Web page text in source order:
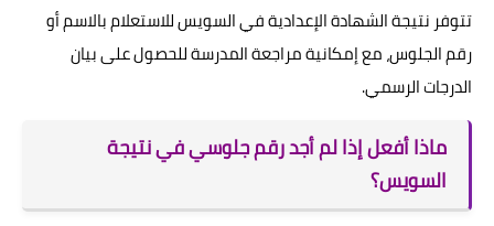
تتوفر نتيجة الشهادة الإعدادية في السويس للاستعلام بالاسم أو
رقم الجلوس، مع إمكانية مراجعة المدرسة للحصول على بيان
الدرجات الرسمي.
ماذا أفعل إذا لم أجد رقم جلوسي في نتيجة
السويس؟